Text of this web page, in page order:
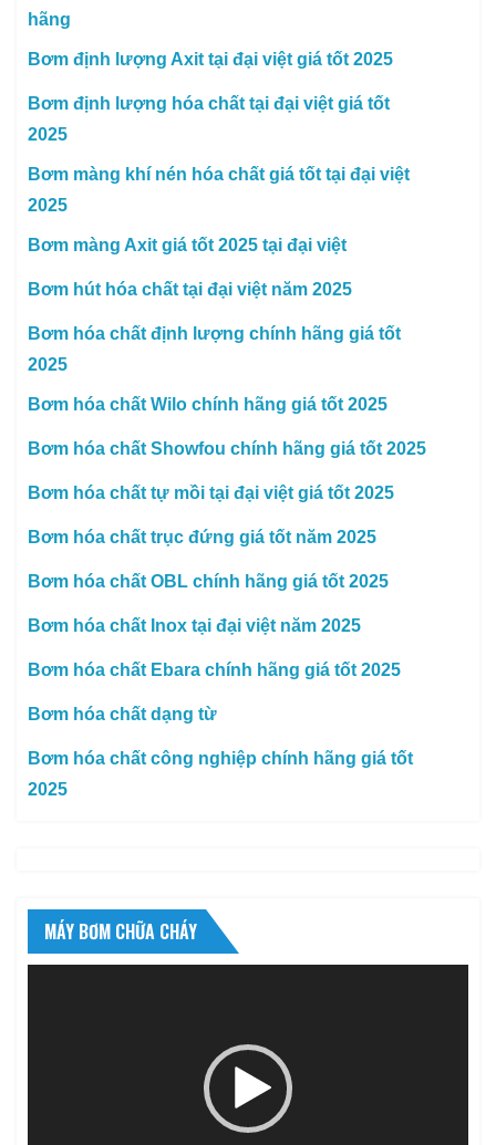
hãng
Bơm định lượng Axit tại đại việt giá tốt 2025
Bơm định lượng hóa chất tại đại việt giá tốt
2025
Bơm màng khí nén hóa chất giá tốt tại đại việt
2025
Bơm màng Axit giá tốt 2025 tại đại việt
Bơm hút hóa chất tại đại việt năm 2025
Bơm hóa chất định lượng chính hãng giá tốt
2025
Bơm hóa chất Wilo chính hãng giá tốt 2025
Bơm hóa chất Showfou chính hãng giá tốt 2025
Bơm hóa chất tự mồi tại đại việt giá tốt 2025
Bơm hóa chất trục đứng giá tốt năm 2025
Bơm hóa chất OBL chính hãng giá tốt 2025
Bơm hóa chất Inox tại đại việt năm 2025
Bơm hóa chất Ebara chính hãng giá tốt 2025
Bơm hóa chất dạng từ
Bơm hóa chất công nghiệp chính hãng giá tốt
2025
MÁY BƠM CHỮA CHÁY